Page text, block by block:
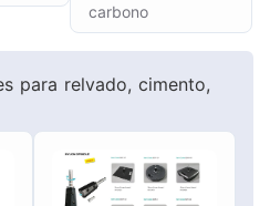
carbono
para relvado, cimento,